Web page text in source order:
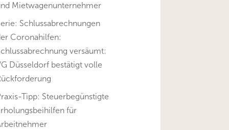
Mietwagenunternehmer
Schlussabrechnungen
Coronahilfen:
versäumt:
Düsseldorf bestätigt volle
Tipp: Steuerbegünstigte
für